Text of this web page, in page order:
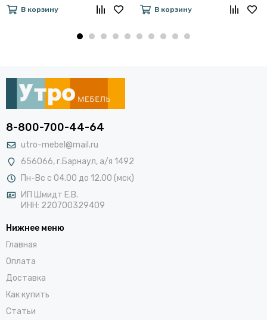
В корзину В корзину
8-800-700-44-64
utro-mebel@mail.ru
656066, г.Барнаул, а/я 1492
Пн-Вс с 04.00 до 12.00 (мск)
ИП Шмидт Е.В.
ИНН: 220700329409
Нижнее меню
Главная
Оплата
Доставка
Как купить
Статьи